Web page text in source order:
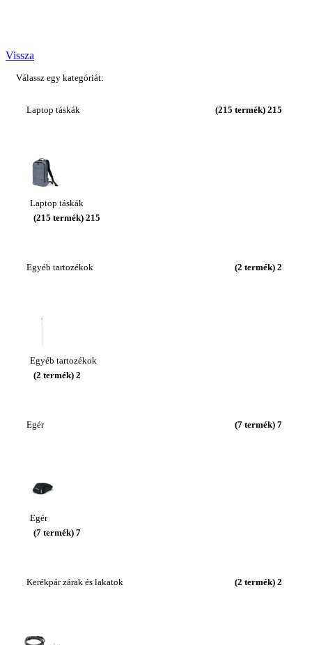
Vissza
Válassz egy kategóriát:
Laptop táskák (215 termék) 215
Laptop táskák
(215 termék) 215
Egyéb tartozékok (2 termék) 2
Egyéb tartozékok
(2 termék) 2
Egér (7 termék) 7
Egér
(7 termék) 7
Kerékpár zárak és lakatok (2 termék) 2